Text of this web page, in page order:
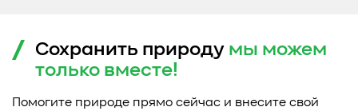
Сохранить природу мы можем
только вместе!
Помогите природе прямо сейчас и внесите свой